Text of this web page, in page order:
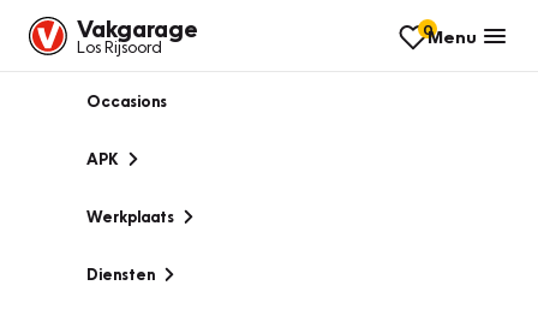
Vakgarage
Los Rijsoord
0Menu
Occasions
APK
Werkplaats
Diensten